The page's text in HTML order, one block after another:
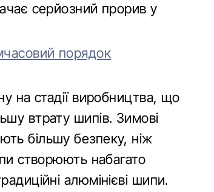
серйозний прорив у
порядок
на стадії виробництва, що
втрату шипів. Зимові
більшу безпеку, ніж
створюють набагато
алюмінієві шипи.